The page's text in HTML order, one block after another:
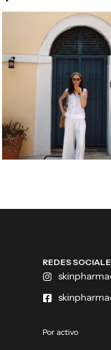
REDES
Por activo